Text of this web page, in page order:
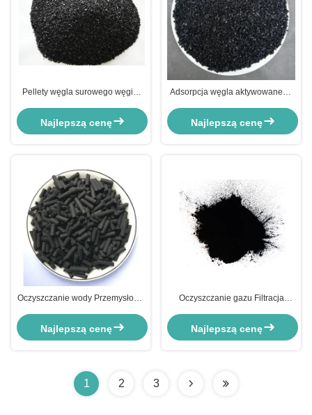
Pellety węgla surowego węgiel
oczyszczania ścieków
Najlepszą cenę
Adsorpcja węgla aktywowanego
do oczyszczania ścieków
Najlepszą cenę
Oczyszczanie wody Przemysłowy
Najlepszą cenę
Oczyszczanie gazu Filtracja
Wykorzystanie przemysłowe
Najlepszą cenę
1 2 3